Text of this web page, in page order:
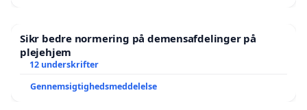
Sikr bedre normering på demensafdelinger på
plejehjem
12 underskrifter
Gennemsigtighedsmeddelelse